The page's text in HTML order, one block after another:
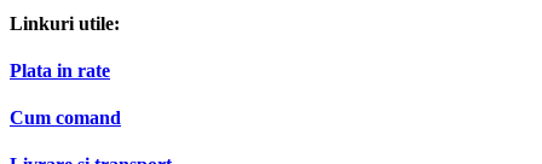
Linkuri utile:
Plata in rate
Cum comand